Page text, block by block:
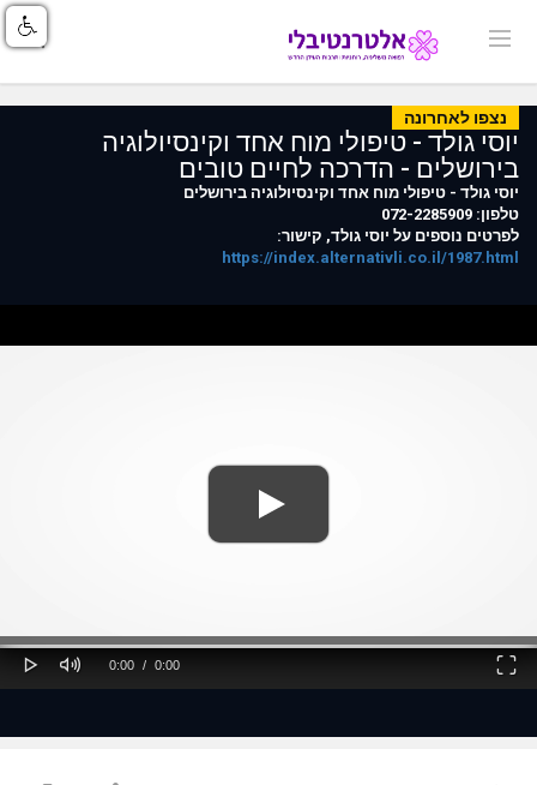
נצפו לאחרונה
יוסי גולד - טיפולי מוח אחד וקינסיולוגיה
בירושלים - הדרכה לחיים טובים
יוסי גולד - טיפולי מוח אחד וקינסיולוגיה בירושלים
טלפון: 072-2285909
לפרטים נוספים על יוסי גולד, קישור:
https://index.alternativli.co.il/1987.html
Play Mute
Current
0:00 /
Duration
0:00
Fullscreen